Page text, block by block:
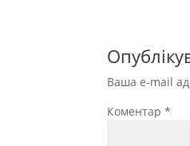
Ваша e-mail
Коментар*